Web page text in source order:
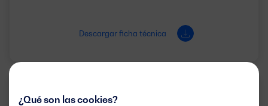
¿Qué son las cookies?
Descargar ficha técnica
DE 900 KVA)